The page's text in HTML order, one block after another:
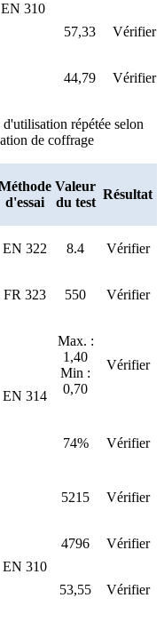
EN 310
57,33 Vérifier
44,79 Vérifier
répétée selon
de coffrage
d'essai
Valeur
du test
Résultat
EN 322 8.4 Vérifier
FR 323 550 Vérifier
EN 314
Max. :
1,40
Min :
0,70
Vérifier
74% Vérifier
EN 310
5215 Vérifier
4796 Vérifier
53,55 Vérifier